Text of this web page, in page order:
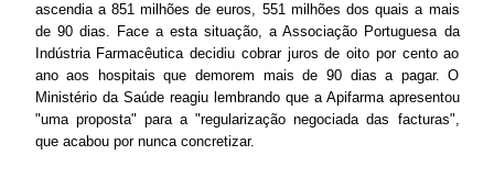
ascendia a 851 milhões de euros, 551 milhões dos quais a mais
de 90 dias. Face a esta situação, a Associação Portuguesa da
Indústria Farmacêutica decidiu cobrar juros de oito por cento ao
ano aos hospitais que demorem mais de 90 dias a pagar. O
Ministério da Saúde reagiu lembrando que a Apifarma apresentou
"uma proposta" para a "regularização negociada das facturas",
que acabou por nunca concretizar.